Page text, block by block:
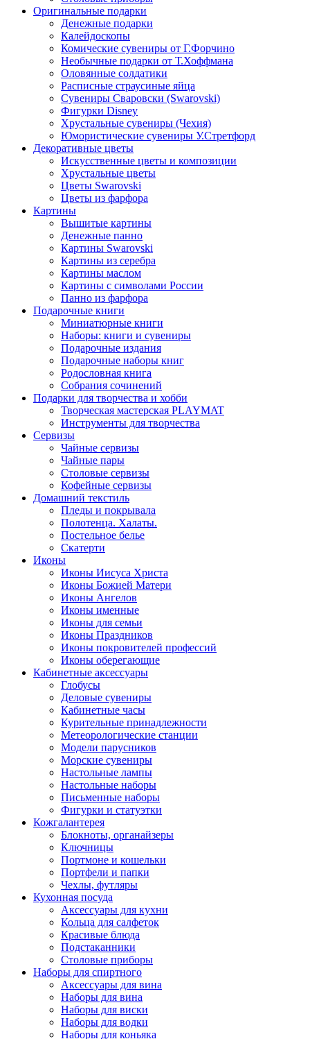
Оригинальные подарки
Денежные подарки
Калейдоскопы
Комические сувениры от Г.Форчино
Необычные подарки от Т.Хоффмана
Оловянные солдатики
Расписные страусиные яйца
Сувениры Сваровски (Swarovski)
Фигурки Disney
Хрустальные сувениры (Чехия)
Юмористические сувениры У.Стретфорд
Декоративные цветы
Искусственные цветы и композиции
Хрустальные цветы
Цветы Swarovski
Цветы из фарфора
Картины
Вышитые картины
Денежные панно
Картины Swarovski
Картины из серебра
Картины маслом
Картины с символами России
Панно из фарфора
Подарочные книги
Миниатюрные книги
Наборы: книги и сувениры
Подарочные издания
Подарочные наборы книг
Родословная книга
Собрания сочинений
Подарки для творчества и хобби
Творческая мастерская PLAYMAT
Инструменты для творчества
Cервизы
Чайные сервизы
Чайные пары
Столовые сервизы
Кофейные сервизы
Домашний текстиль
Пледы и покрывала
Полотенца. Халаты.
Постельное белье
Скатерти
Иконы
Иконы Иисуса Христа
Иконы Божией Матери
Иконы Ангелов
Иконы именные
Иконы для семьи
Иконы Праздников
Иконы покровителей профессий
Иконы оберегающие
Кабинетные аксессуары
Глобусы
Деловые сувениры
Кабинетные часы
Курительные принадлежности
Метеорологические станции
Модели парусников
Морские сувениры
Настольные лампы
Настольные наборы
Письменные наборы
Фигурки и статуэтки
Кожгалантерея
Блокноты, органайзеры
Ключницы
Портмоне и кошельки
Портфели и папки
Чехлы, футляры
Кухонная посуда
Аксессуары для кухни
Кольца для салфеток
Красивые блюда
Подстаканники
Столовые приборы
Наборы для спиртного
Аксессуары для вина
Наборы для вина
Наборы для виски
Наборы для водки
Наборы для коньяка